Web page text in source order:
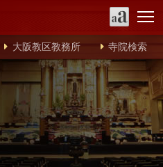
大阪教区教務所 寺院検索